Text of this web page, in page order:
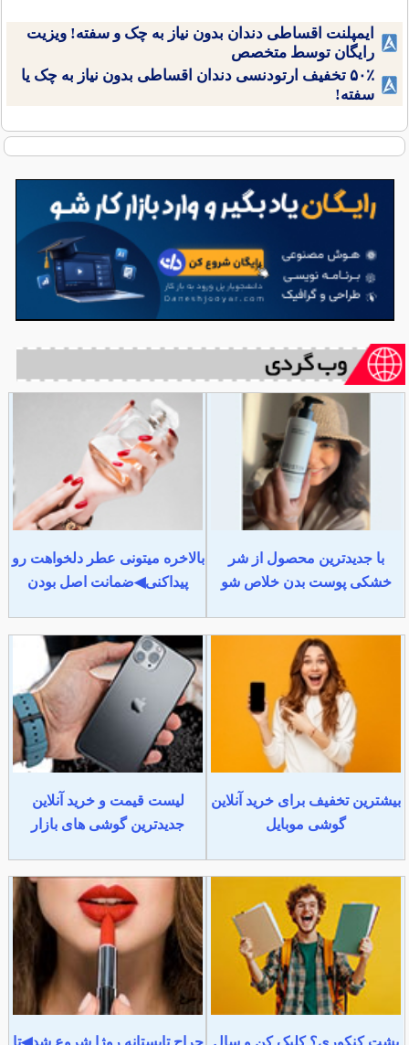
ایمپلنت اقساطی دندان بدون نیاز به چک و سفته! ویزیت
رایگان توسط متخصص
۵۰٪ تخفیف ارتودنسی دندان اقساطی بدون نیاز به چک یا
سفته!
با جدیدترین محصول از شر
خشکی پوست بدن خلاص شو
بالاخره میتونی عطر دلخواهت رو
پیداکنی◀ضمانت اصل بودن
بیشترین تخفیف برای خرید آنلاین
گوشی موبایل
لیست قیمت و خرید آنلاین
جدیدترین گوشی های بازار